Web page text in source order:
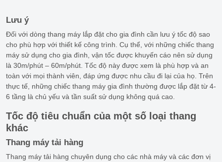
Lưu ý
Đối với dòng thang máy lắp đặt cho gia đình cần lưu ý tốc độ sao
cho phù hợp với thiết kế công trình. Cụ thể, với những chiếc thang
máy sử dụng cho gia đình, vận tốc được khuyến cáo nên sử dụng
là 30m/phút – 60m/phút. Tốc độ này được xem là phù hợp và an
toàn với mọi thành viên, đáp ứng được nhu cầu đi lại của họ. Trên
thực tế, những chiếc thang máy gia đình thường được lắp đặt từ 4-
6 tầng là chủ yếu và tần suất sử dụng không quá cao.
Tốc độ tiêu chuẩn của một số loại thang
khác
Thang máy tải hàng
Thang máy tải hàng chuyên dụng cho các nhà máy và các đơn vị